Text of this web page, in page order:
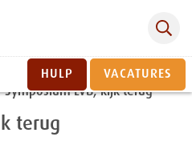
HULP
VACATURES
Symposium LVB, kijk terug
terug